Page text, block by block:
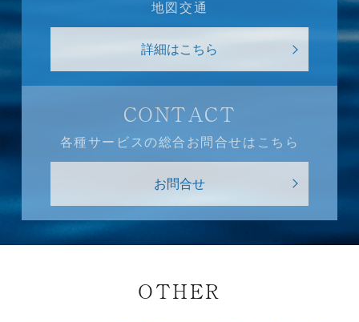
地図交通
詳細はこちら
CONTACT
各種サービスの総合お問合せはこちら
お問合せ
OTHER